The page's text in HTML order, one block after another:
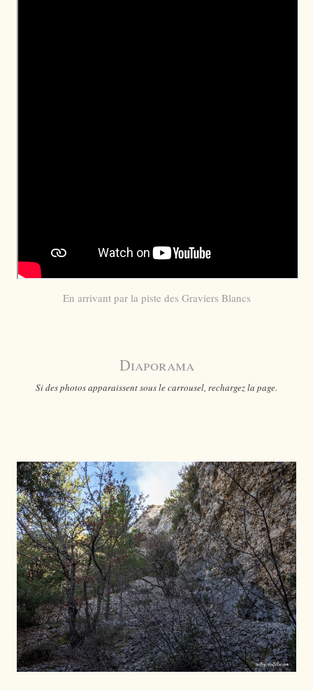
En arrivant par la piste des Graviers Blancs
Diaporama
Si des photos apparaissent sous le carrousel, rechargez la page.